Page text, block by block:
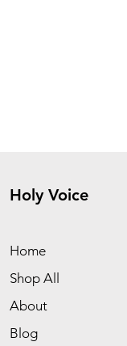
Holy Voice
Home
Shop All
About
Blog